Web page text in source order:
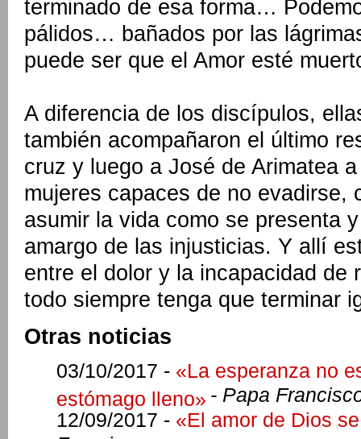
terminado de esa forma…
pálidos… bañados por las
puede ser que el Amor esté
A diferencia de los discípulos,
también acompañaron el último
cruz y luego a José de Arimatea
mujeres capaces de no evadirse,
asumir la vida como se presenta
amargo de las injusticias. Y allí
entre el dolor y la incapacidad de
todo siempre tenga que terminar
Otras noticias
03/10/2017 - «La esperanza no
estómago lleno» - Papa
12/09/2017 - «El amor de Dios